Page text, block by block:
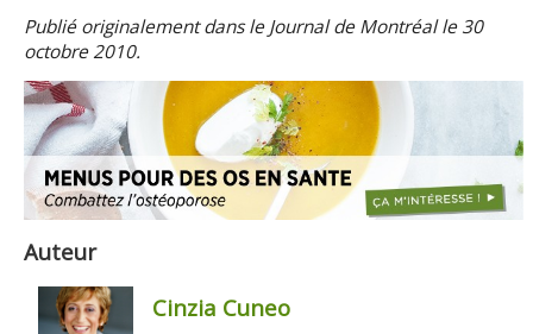
Publié originalement dans le Journal de Montréal le 30
octobre 2010.
Auteur
Cinzia Cuneo